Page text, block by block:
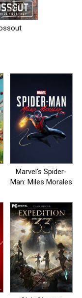
Marvel's Spider-
Man: Miles Morales